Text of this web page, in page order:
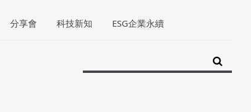
分享會 科技新知 ESG企業永續